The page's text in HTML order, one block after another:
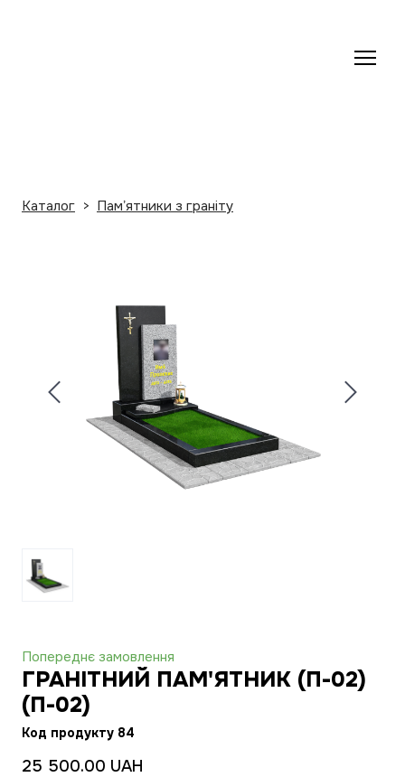
Каталог Памʼятники з граніту
Попереднє замовлення
ГРАНІТНИЙ ПАМ'ЯТНИК (П-02)
(П-02)
Код продукту 84
25 500.00 UAH